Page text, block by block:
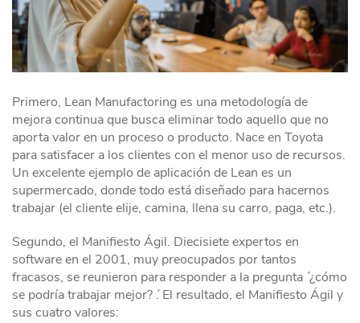
Primero, Lean Manufactoring es una metodología de
mejora continua que busca eliminar todo aquello que no
aporta valor en un proceso o producto. Nace en Toyota
para satisfacer a los clientes con el menor uso de recursos.
Un excelente ejemplo de aplicación de Lean es un
supermercado, donde todo está diseñado para hacernos
trabajar (el cliente elije, camina, llena su carro, paga, etc.).
Segundo, el Manifiesto Ágil. Diecisiete expertos en
software en el 2001, muy preocupados por tantos
fracasos, se reunieron para responder a la pregunta ´ ¿cómo
se podría trabajar mejor? ´. El resultado, el Manifiesto Ágil y
sus cuatro valores: